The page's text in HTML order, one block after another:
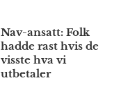
Nav-ansatt: Folk
hadde rast hvis de
visste hva vi
utbetaler